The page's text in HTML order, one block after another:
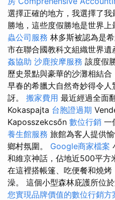
選擇正確的地方，我選擇了
勝地，這些度假勝地是世界上
蟲公司服務 林多斯被認為是
市在聯合國教科文組織世界遺
姦協助 沙鹿按摩服務 該度假
歷史景點與豪華的沙灘相結合
早春的希臘大自然奇妙得令
訝。 搬家費用 最近經過全面
Kokaspajta 台胞證過期
Kaposszekcsőn 數位行銷 一
養生館服務 旅館為客人提供
鄉村氛圍。 Google商家檔案
和維京神話，佔地近500平方
在這裡搭帳篷、吃便餐和燒
澡。 這個小型森林庇護所位
您實現品牌價值的數位行銷方